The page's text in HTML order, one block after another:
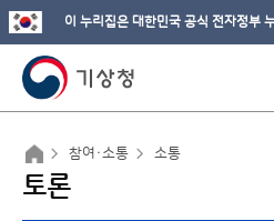
이 누리집은 대한민국 공식 전자정부
참여·소통 소통
토론